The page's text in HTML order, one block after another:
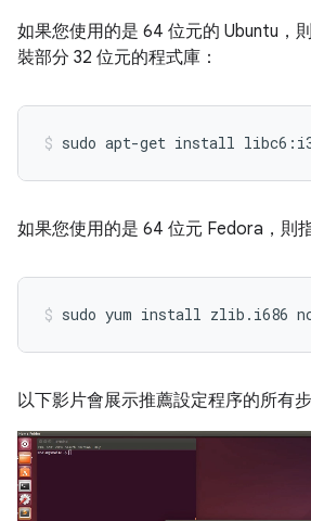
如果您使用的是 64 位元的 Ubuntu，
裝部分 32 位元的程式庫：
如果您使用的是 64 位元 Fedora，則
以下影片會展示推薦設定程序的所有步